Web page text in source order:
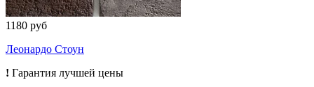
1180 руб
Леонардо Стоун
! Гарантия лучшей цены